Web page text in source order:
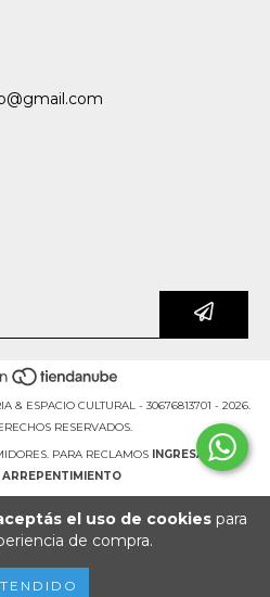
el uso de cookiespara
de compra.
& ESPACIO CULTURAL - 30676813701 - 2026.
RESERVADOS.
PARA RECLAMOS INGRESÁ ACÁ.